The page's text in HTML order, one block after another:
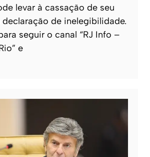
levar à cassação de seu
de inelegibilidade.
seguir o canal “RJ Info –
e